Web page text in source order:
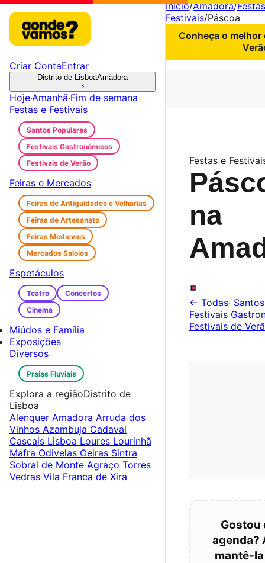
Início/Amadora/
Festivais/Páscoa
Conheça o melhor
Festas e
na
.
← Todas·
Festivais
Festivais de
Gostou
agenda?
mantê-
Criar ContaEntrar
Distrito de LisboaAmadora
›
Hoje·Amanhã·Fim de semana
Festas e Festivais
Santos Populares
Festivais Gastronómicos
Festivais de Verão
Feiras e Mercados
Feiras de Antiguidades e Velharias
Feiras de Artesanato
Feiras Medievais
Mercados Saloios
Espetáculos
Teatro
Concertos
Cinema
Miúdos e Família
Exposições
Diversos
Praias Fluviais
Explora a regiãoDistrito de
Lisboa
Alenquer Amadora Arruda dos
Vinhos Azambuja Cadaval
Cascais Lisboa Loures Lourinhã
Mafra Odivelas Oeiras Sintra
Sobral de Monte Agraço Torres
Vedras Vila Franca de Xira